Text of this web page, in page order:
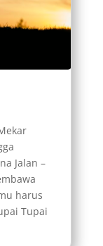
Jalan –
harus
Tupai